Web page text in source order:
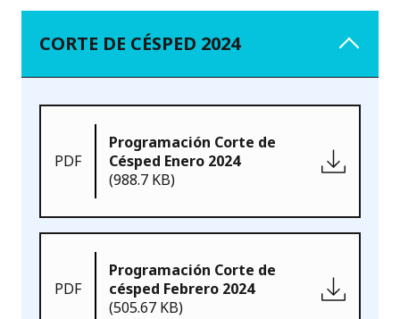
CORTE DE CÉSPED 2024
PDF
Programación Corte de
Césped Enero 2024
(988.7 KB)
PDF
Programación Corte de
césped Febrero 2024
(505.67 KB)